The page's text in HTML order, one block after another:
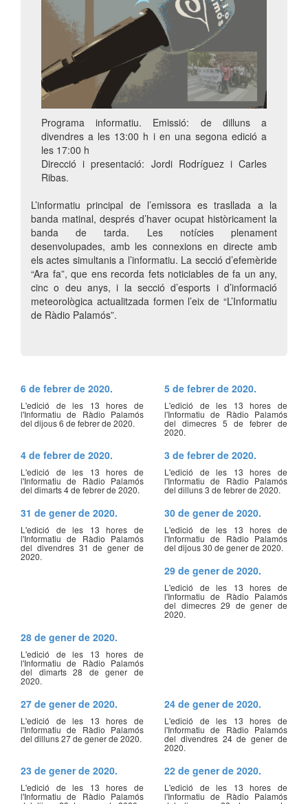
Programa informatiu. Emissió: de dilluns a
divendres a les 13:00 h i en una segona edició a
les 17:00 h
Direcció i presentació: Jordi Rodríguez i Carles
Ribas.
L’informatiu principal de l’emissora es trasllada a la
banda matinal, després d’haver ocupat històricament la
banda de tarda. Les notícies plenament
desenvolupades, amb les connexions en directe amb
els actes simultanis a l’informatiu. La secció d’efemèride
“Ara fa”, que ens recorda fets noticiables de fa un any,
cinc o deu anys, i la secció d’esports i d’informació
meteorològica actualitzada formen l’eix de “L’Informatiu
de Ràdio Palamós”.
6 de febrer de 2020.
L'edició de les 13 hores de
l'Informatiu de Ràdio Palamós
del dijous 6 de febrer de 2020.
5 de febrer de 2020.
L'edició de les 13 hores de
l'Informatiu de Ràdio Palamós
del dimecres 5 de febrer de
2020.
4 de febrer de 2020.
L'edició de les 13 hores de
l'Informatiu de Ràdio Palamós
del dimarts 4 de febrer de 2020.
3 de febrer de 2020.
L'edició de les 13 hores de
l'Informatiu de Ràdio Palamós
del dilluns 3 de febrer de 2020.
31 de gener de 2020.
L'edició de les 13 hores de
l'Informatiu de Ràdio Palamós
del divendres 31 de gener de
2020.
30 de gener de 2020.
L'edició de les 13 hores de
l'Informatiu de Ràdio Palamós
del dijous 30 de gener de 2020.
29 de gener de 2020.
L'edició de les 13 hores de
l'Informatiu de Ràdio Palamós
del dimecres 29 de gener de
2020.
28 de gener de 2020.
L'edició de les 13 hores de
l'Informatiu de Ràdio Palamós
del dimarts 28 de gener de
2020.
27 de gener de 2020.
L'edició de les 13 hores de
l'Informatiu de Ràdio Palamós
del dilluns 27 de gener de 2020.
24 de gener de 2020.
L'edició de les 13 hores de
l'Informatiu de Ràdio Palamós
del divendres 24 de gener de
2020.
23 de gener de 2020.
L'edició de les 13 hores de
l'Informatiu de Ràdio Palamós
22 de gener de 2020.
L'edició de les 13 hores de
l'Informatiu de Ràdio Palamós